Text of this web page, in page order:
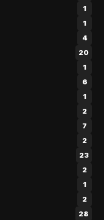
1
1
4
20
1
6
1
2
7
2
23
2
1
2
28